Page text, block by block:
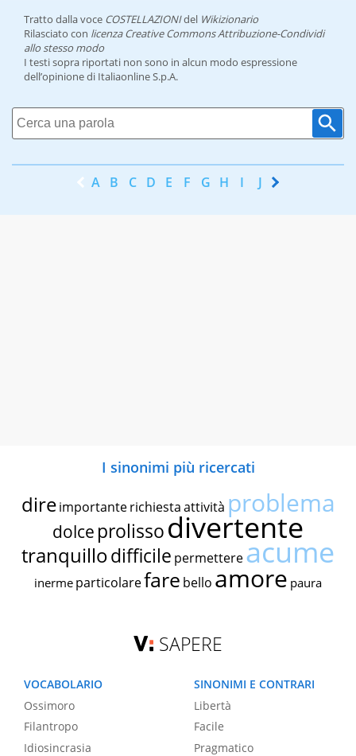
Tratto dalla voce COSTELLAZIONIdel Wikizionario
Rilasciato con licenza Creative Commons Attribuzione-Condividi
allo stesso modo
I testi sopra riportati non sono in alcun modo espressione
dell’opinione di Italiaonline S.p.A.
A B C D E F G H I J K
I sinonimi più ricercati
dire importante richiestaattività problema
dolce prolissodivertente
tranquillodifficile permettereacume
inerme particolarefare bello amore paura
SAPERE
VOCABOLARIO
Ossimoro
Filantropo
Idiosincrasia
SINONIMI E CONTRARI
Libertà
Facile
Pragmatico